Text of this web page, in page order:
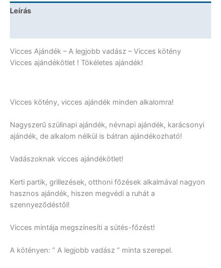
Vicces
Leírás
Vicces Ajándék – A legjobb vadász – Vicces kötény
Vicces ajándékötlet ! Tökéletes ajándék!
Vicces kötény, vicces ajándék minden alkalomra!
Nagyszerű szülinapi ajándék, névnapi ajándék, karácsonyi
ajándék, de alkalom nélkül is bátran ajándékozható!
Vadászoknak vicces ajándékötlet!
Kerti partik, grillezések, otthoni főzések alkalmával nagyon
hasznos ajándék, hiszen megvédi a ruhát a
szennyeződéstől!
Vicces mintája megszínesíti a sütés-főzést!
A kötényen: ” A legjobb vadász ” minta szerepel.